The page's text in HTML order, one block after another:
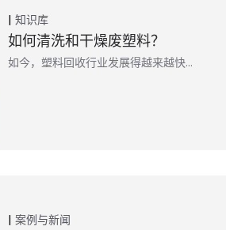
知识库
如何清洗和干燥废塑料？
如今，塑料回收行业发展得越来越快…
案例与新闻